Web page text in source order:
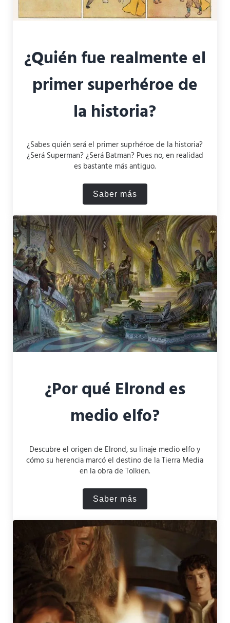
¿Quién fue realmente el
primer superhéroe de
la historia?
¿Sabes quién será el primer suprhéroe de la historia?
¿Será Superman? ¿Será Batman? Pues no, en realidad
es bastante más antiguo.
Saber más¿Quién fue realmente el
¿Por qué Elrond es
medio elfo?
Descubre el origen de Elrond, su linaje medio elfo y
cómo su herencia marcó el destino de la Tierra Media
en la obra de Tolkien.
Saber más¿Por qué Elrond es medio